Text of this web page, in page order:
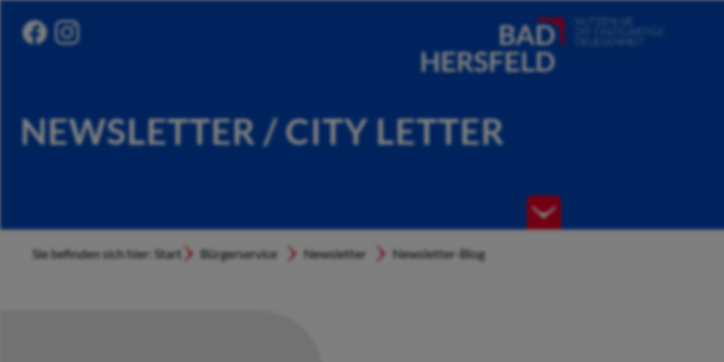
NEWSLETTER / CITY LETTER
Sie befinden sich hier: Start Bürgerservice Newsletter Newsletter-Blog